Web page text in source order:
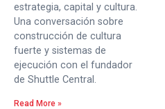
estrategia, capital y cultura.
Una conversación sobre
construcción de cultura
fuerte y sistemas de
ejecución con el fundador
de Shuttle Central.
Read More »